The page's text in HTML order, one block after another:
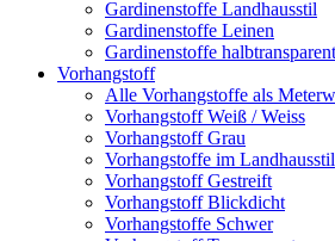
Gardinenstoffe Landhausstil
Gardinenstoffe Leinen
Gardinenstoffe halbtransparent
Vorhangstoff
Alle Vorhangstoffe als
Vorhangstoff Weiß / Weiss
Vorhangstoff Grau
Vorhangstoffe im Landhausstil
Vorhangstoff Gestreift
Vorhangstoff Blickdicht
Vorhangstoffe Schwer